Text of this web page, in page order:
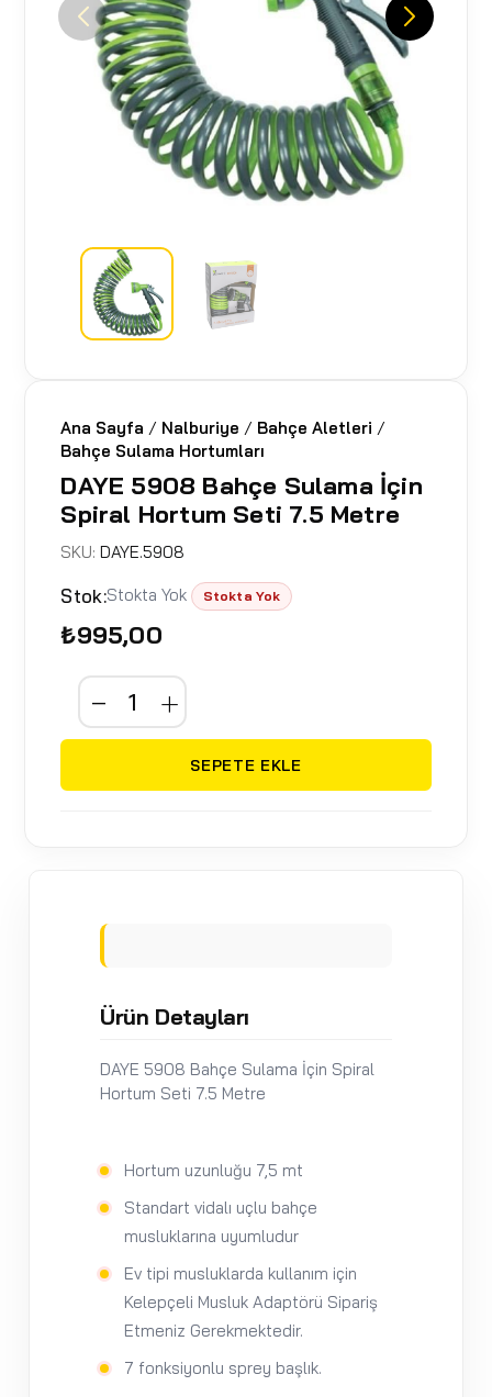
Ana Sayfa / Nalburiye / Bahçe Aletleri /
Bahçe Sulama Hortumları
DAYE 5908 Bahçe Sulama İçin
Spiral Hortum Seti 7.5 Metre
SKU:DAYE.5908
Stok:Stokta Yok Stokta Yok
₺995,00
SEPETE EKLE
Ürün Detayları
DAYE 5908 Bahçe Sulama İçin Spiral
Hortum Seti 7.5 Metre
Hortum uzunluğu 7,5 mt
Standart vidalı uçlu bahçe
musluklarına uyumludur
Ev tipi musluklarda kullanım için
Kelepçeli Musluk Adaptörü Sipariş
Etmeniz Gerekmektedir.
7 fonksiyonlu sprey başlık.